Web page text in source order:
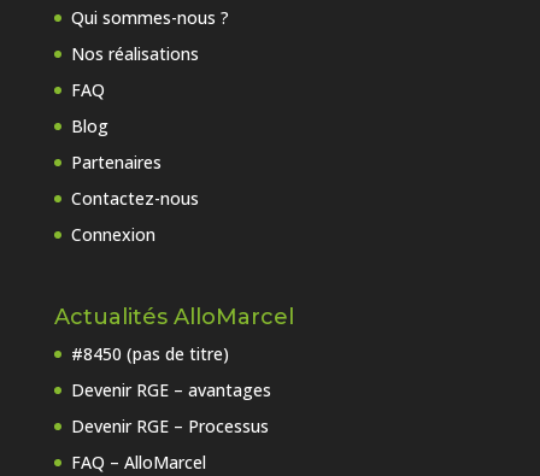
Qui sommes-nous ?
Nos réalisations
FAQ
Blog
Partenaires
Contactez-nous
Connexion
Actualités AlloMarcel
#8450 (pas de titre)
Devenir RGE – avantages
Devenir RGE – Processus
FAQ – AlloMarcel